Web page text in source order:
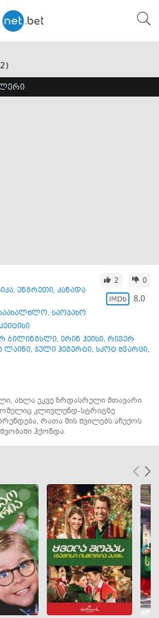
)
, უნგრეთი, კანადა
2 0
8.0
, საოჯახო
ბილინგსლი, ერინ ჰეისი, რივერ
ლაინი, ჯული ჰეგერტი, სკოტ შვარცი,
ახლა უკვე ზრდასრული მთავარი
კლივლენდ-სტრიტზე
რათა მის შვილებს აჩუქოს
ჰქონდა.